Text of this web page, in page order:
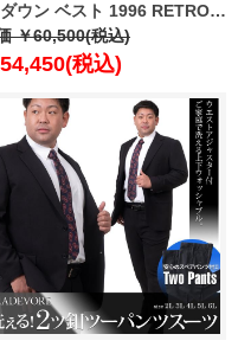
ウン ベスト 1996 RETRO
VEST USA直輸入
iri
￥60,500(税込)
税込)